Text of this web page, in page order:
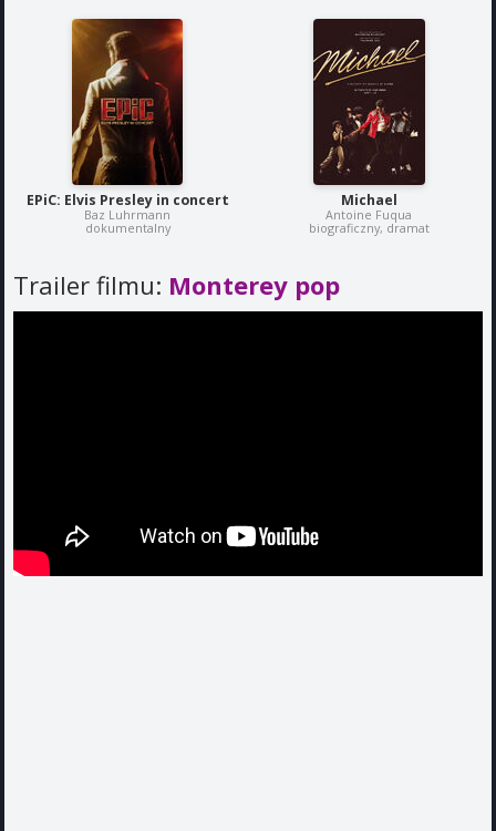
EPiC: Elvis Presley in concert
Baz Luhrmann
dokumentalny
Michael
Antoine Fuqua
biograficzny, dramat
Trailer filmu: Monterey pop